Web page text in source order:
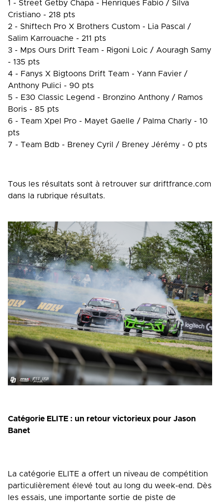
1 - Street Getby Chapa - Henriques Fabio / Silva
Cristiano - 218 pts
2 - Shiftech Pro X Brothers Custom - Lia Pascal /
Salim Karrouache - 211 pts
3 - Mps Ours Drift Team - Rigoni Loic / Aouragh Samy
- 135 pts
4 - Fanys X Bigtoons Drift Team - Yann Favier /
Anthony Pulici - 90 pts
5 - E30 Classic Legend - Bronzino Anthony / Ramos
Boris - 85 pts
6 - Team Xpel Pro - Mayet Gaelle / Palma Charly - 10
pts
7 - Team Bdb - Breney Cyril / Breney Jérémy - 0 pts
Tous les résultats sont à retrouver sur driftfrance.com
dans la rubrique résultats.
Catégorie ELITE : un retour victorieux pour Jason
Banet
La catégorie ELITE a offert un niveau de compétition
particulièrement élevé tout au long du week-end. Dès
les essais, une importante sortie de piste de